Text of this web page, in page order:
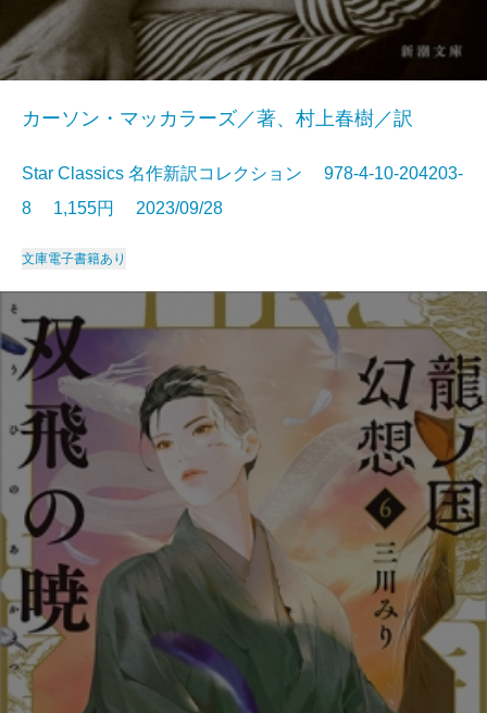
カーソン・マッカラーズ／著、村上春樹／訳
Star Classics 名作新訳コレクション 978-4-10-204203-
8 1,155円 2023/09/28
文庫電子書籍あり